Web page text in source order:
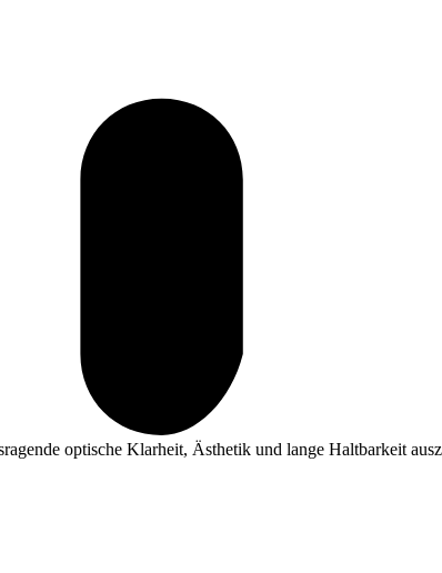
optische Klarheit, Ästhetik und lange Haltbarkeit